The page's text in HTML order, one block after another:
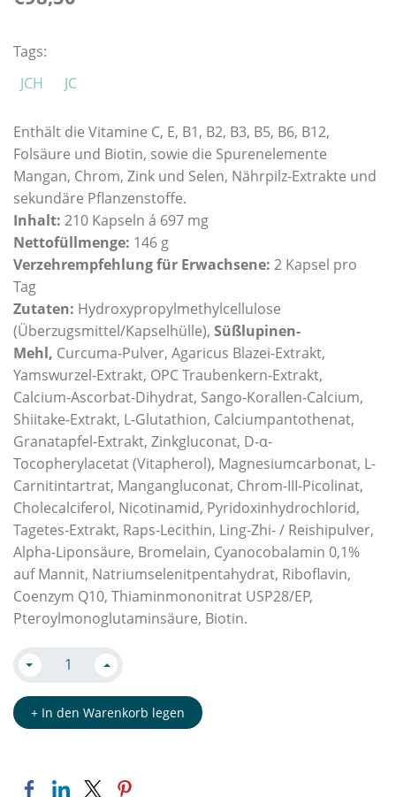
Tags:
JCH
JC
Enthält die Vitamine C, E, B1, B2, B3, B5, B6, B12,
Folsäure und Biotin, sowie die Spurenelemente
Mangan, Chrom, Zink und Selen, Nährpilz-Extrakte und
sekundäre Pflanzenstoffe.
Inhalt: 210 Kapseln á 697 mg
Nettofüllmenge: 146 g
Verzehrempfehlung für Erwachsene: 2 Kapsel pro
Tag
Zutaten: Hydroxypropylmethylcellulose
(Überzugsmittel/Kapselhülle), Süßlupinen-
Mehl, Curcuma-Pulver, Agaricus Blazei-Extrakt,
Yamswurzel-Extrakt, OPC Traubenkern-Extrakt,
Calcium-Ascorbat-Dihydrat, Sango-Korallen-Calcium,
Shiitake-Extrakt, L-Glutathion, Calciumpantothenat,
Granatapfel-Extrakt, Zinkgluconat, D-α-
Tocopherylacetat (Vitapherol), Magnesiumcarbonat, L-
Carnitintartrat, Mangangluconat, Chrom-III-Picolinat,
Cholecalciferol, Nicotinamid, Pyridoxinhydrochlorid,
Tagetes-Extrakt, Raps-Lecithin, Ling-Zhi- / Reishipulver,
Alpha-Liponsäure, Bromelain, Cyanocobalamin 0,1%
auf Mannit, Natriumselenitpentahydrat, Riboflavin,
Coenzym Q10, Thiaminmononitrat USP28/EP,
Pteroylmonoglutaminsäure, Biotin.
+ In den Warenkorb legen